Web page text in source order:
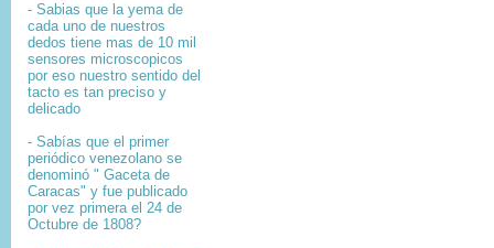
- Sabias que la yema de
cada uno de nuestros
dedos tiene mas de 10 mil
sensores microscopicos
por eso nuestro sentido del
tacto es tan preciso y
delicado
- Sabías que el primer
periódico venezolano se
denominó " Gaceta de
Caracas" y fue publicado
por vez primera el 24 de
Octubre de 1808?